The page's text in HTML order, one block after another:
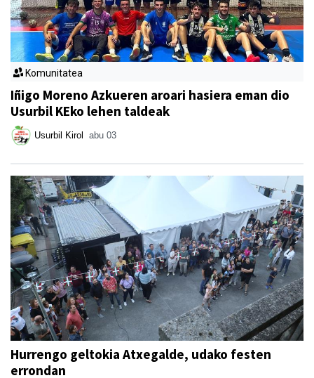
Komunitatea
Iñigo Moreno Azkueren aroari hasiera eman dio
Usurbil KEko lehen taldeak
Usurbil Kirol abu 03
Hurrengo geltokia Atxegalde, udako festen
errondan